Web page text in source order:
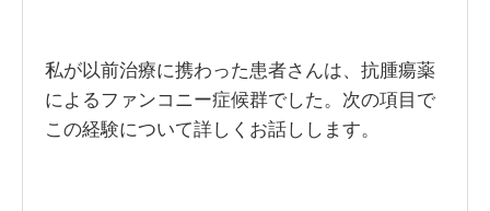
私が以前治療に携わった患者さんは、抗腫瘍薬
によるファンコニー症候群でした。次の項目で
この経験について詳しくお話しします。